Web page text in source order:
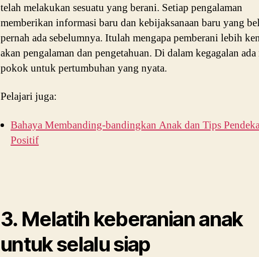
telah melakukan sesuatu yang berani. Setiap pengalaman
memberikan informasi baru dan kebijaksanaan baru yang
pernah ada sebelumnya. Itulah mengapa pemberani lebih
akan pengalaman dan pengetahuan. Di dalam kegagalan
pokok untuk pertumbuhan yang nyata.
Pelajari juga:
Bahaya Membanding-bandingkan Anak dan Tips
Positif
3. Melatih keberanian anak
untuk selalu siap